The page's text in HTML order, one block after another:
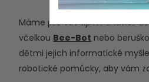
Máme pro vás tip na aktivitu
včelkou Bee-Bot nebo
dětmi jejich informatické
robotické pomůcky, aby vám